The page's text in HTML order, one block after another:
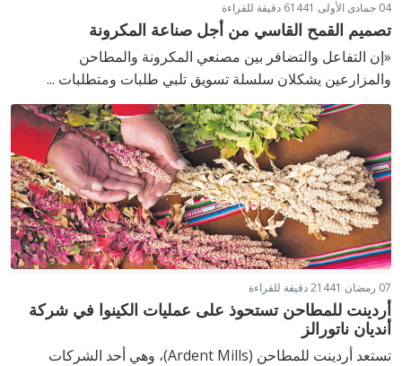
04 جمادى الأولى 1441 6 دقيقة للقراءة
تصميم القمح القاسي من أجل صناعة المكرونة
«إن التفاعل والتضافر بين مصنعي المكرونة والمطاحن
والمزارعين يشكلان سلسلة تسويق تلبي طلبات ومتطلبات ...
07 رمضان 1441 2 دقيقة للقراءة
أردينت للمطاحن تستحوذ على عمليات الكينوا في شركة
أنديان ناتورالز
تستعد أردينت للمطاحن (Ardent Mills)، وهي أحد الشركات